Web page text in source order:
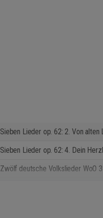
Sieben Lieder op. 62: 2. Von alten
Sieben Lieder op. 62: 4. Dein
Zwölf deutsche Volkslieder WoO